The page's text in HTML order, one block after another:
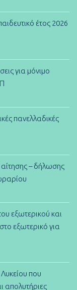
έτος 2026
για μόνιμο
πανελλαδικές
– δήλωσης
εξωτερικού και
εξωτερικό για
που
απολυτήριες